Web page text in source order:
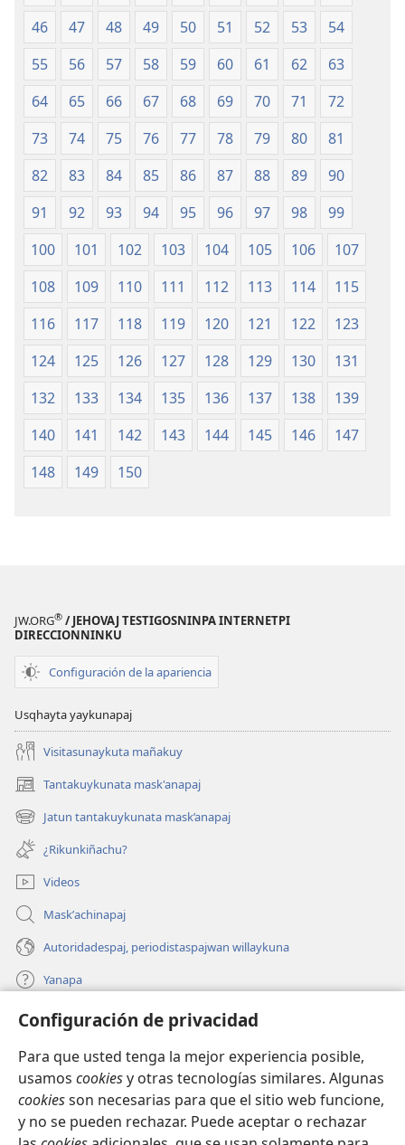
Configuración de privacidad
Para que usted tenga la mejor experiencia posible,
usamos cookiesy otras tecnologías similares. Algunas
cookiesson necesarias para que el sitio web funcione,
y no se pueden rechazar. Puede aceptar o rechazar
46
47 48 49 50 51 52 53
54
55
56 57 58 59 60 61 62
63
64
65 66 67 68 69 70 71
72
73
74 75 76 77 78 79 80
81
82
83 84 85 86 87 88 89
90
91
92 93 94 95 96 97 98
99
100
101 102 103 104 105 106
107
108
109 110 111 112 113 114
115
116
117 118 119 120 121 122
123
124
125 126 127 128 129 130
131
132
133 134 135 136 137 138
139
140
141 142 143 144 145 146
147
148
149 150
JW.ORG® / JEHOVAJ TESTIGOSNINPA INTERNETPI
DIRECCIONNINKU
Configuración de la apariencia
Usqhayta yaykunapaj
Visitasunaykuta mañakuy
Tantakuykunata mask'anapaj
(opens
new
window)
Jatun tantakuykunata mask’anapaj
(opens
new
window)
¿Rikunkiñachu?
Videos
Maskʼachinapaj
Autoridadespaj, periodistaspajwan willaykuna
Yanapa
Donaciones
new
window)INTERNETPI BIBLIOTECA Watchtower™
(opens
new
window)JW Hub
(opens
new